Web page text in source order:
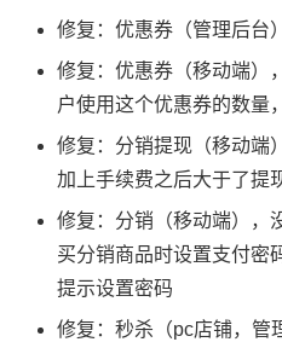
修复：优惠券（管理后台
修复：优惠券（移动端）
户使用这个优惠券的数量
修复：分销提现（移动端
加上手续费之后大于了提
修复：分销（移动端），
买分销商品时设置支付密
提示设置密码
修复：秒杀（pc店铺，管